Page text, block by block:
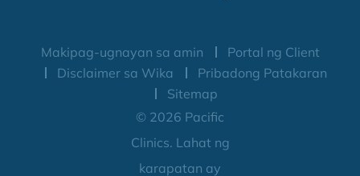
© 2026 Pacific
Clinics. Lahat ng
karapatan ay
Makipag-ugnayan sa amin
Portal ng Client
Disclaimer sa Wika
Pribadong Patakaran
Sitemap